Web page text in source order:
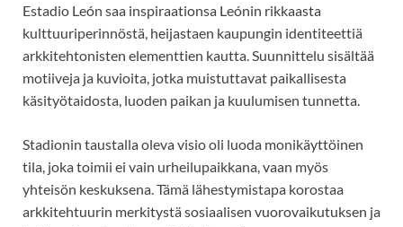
Estadio León saa inspiraationsa Leónin rikkaasta
kulttuuriperinnöstä, heijastaen kaupungin identiteettiä
arkkitehtonisten elementtien kautta. Suunnittelu sisältää
motiiveja ja kuvioita, jotka muistuttavat paikallisesta
käsityötaidosta, luoden paikan ja kuulumisen tunnetta.
Stadionin taustalla oleva visio oli luoda monikäyttöinen
tila, joka toimii ei vain urheilupaikkana, vaan myös
yhteisön keskuksena. Tämä lähestymistapa korostaa
arkkitehtuurin merkitystä sosiaalisen vuorovaikutuksen ja